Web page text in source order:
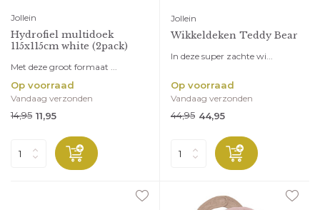
Jollein
Hydrofiel multidoek
115x115cm white (2pack)
Met deze groot formaat ...
Op voorraad
Vandaag verzonden
14,95 11,95
Jollein
Wikkeldeken Teddy Bear
In deze super zachte wi...
Op voorraad
Vandaag verzonden
44,95 44,95